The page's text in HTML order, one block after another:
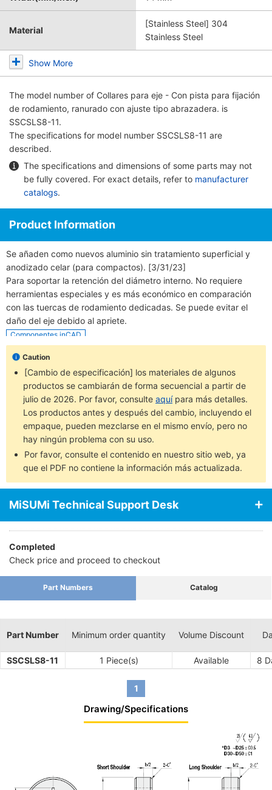
Material
[Stainless Steel] 304
Stainless Steel
Show More
The model number of Collares para eje - Con pista para fijación
de rodamiento, ranurado con ajuste tipo abrazadera. is
SSCSLS8-11.
The specifications for model number SSCSLS8-11 are
described.
The specifications and dimensions of some parts may not
be fully covered. For exact details, refer to manufacturer
catalogs.
Product Information
Se añaden como nuevos aluminio sin tratamiento superficial y
anodizado celar (para compactos). [3/31/23]
Para soportar la retención del diámetro interno. No requiere
herramientas especiales y es más económico en comparación
con las tuercas de rodamiento dedicadas. Se puede evitar el
daño del eje debido al apriete.
Componentes inCAD
Caution
[Cambio de especificación] los materiales de algunos
productos se cambiarán de forma secuencial a partir de
julio de 2026. Por favor, consulte aquípara más detalles.
Los productos antes y después del cambio, incluyendo el
empaque, pueden mezclarse en el mismo envío, pero no
hay ningún problema con su uso.
Por favor, consulte el contenido en nuestro sitio web, ya
que el PDF no contiene la información más actualizada.
MiSUMi Technical Support Desk
Completed
Check price and proceed to checkout
Part Numbers Catalog
Part Number Minimum order quantity Volume Discount
SSCSLS8-11 1 Piece(s) Available 8
1
Drawing/Specifications